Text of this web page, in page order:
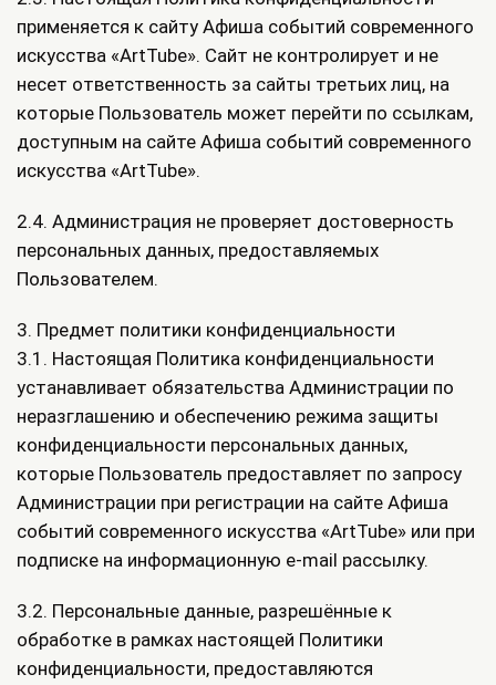
применяется к сайту Афиша событий современного
искусства «ArtTube». Сайт не контролирует и не
несет ответственность за сайты третьих лиц, на
которые Пользователь может перейти по ссылкам,
доступным на сайте Афиша событий современного
искусства «ArtTube».
2.4. Администрация не проверяет достоверность
персональных данных, предоставляемых
Пользователем.
3. Предмет политики конфиденциальности
3.1. Настоящая Политика конфиденциальности
устанавливает обязательства Администрации по
неразглашению и обеспечению режима защиты
конфиденциальности персональных данных,
которые Пользователь предоставляет по запросу
Администрации при регистрации на сайте Афиша
событий современного искусства «ArtTube» или при
подписке на информационную e-mail рассылку.
3.2. Персональные данные, разрешённые к
обработке в рамках настоящей Политики
конфиденциальности, предоставляются